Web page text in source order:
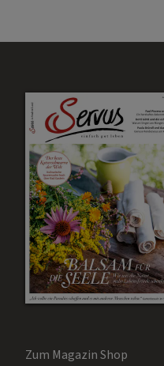
Zum Magazin Shop